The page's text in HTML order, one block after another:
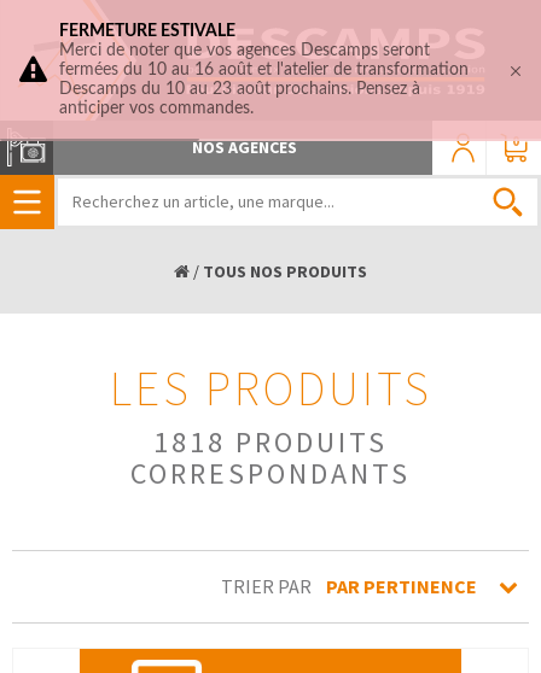
0
NOS AGENCES
/ TOUS NOS PRODUITS
LES PRODUITS
1818 PRODUITS
CORRESPONDANTS
TRIER PAR PAR PERTINENCE
FERMETURE ESTIVALE
Merci de noter que vos agences Descamps seront
fermées du 10 au 16 août et l'atelier de transformation
Descamps du 10 au 23 août prochains. Pensez à
anticiper vos commandes.